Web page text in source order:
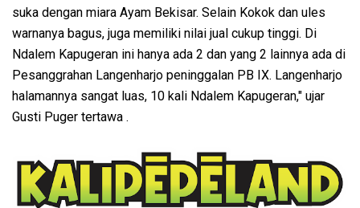
suka dengan miara Ayam Bekisar. Selain Kokok dan ules
warnanya bagus, juga memiliki nilai jual cukup tinggi. Di
Ndalem Kapugeran ini hanya ada 2 dan yang 2 lainnya ada di
Pesanggrahan Langenharjo peninggalan PB IX. Langenharjo
halamannya sangat luas, 10 kali Ndalem Kapugeran," ujar
Gusti Puger tertawa .